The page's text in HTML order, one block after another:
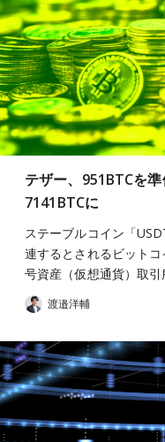
テザー、951BTCを
7141BTCに
ステーブルコイン「
連するとされるビット
号資産（仮想通貨）取
渡邉洋輔